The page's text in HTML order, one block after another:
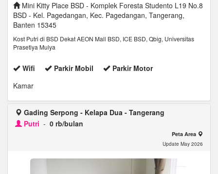
Mini Kitty Place BSD - Komplek Foresta Studento L19 No.8
BSD - Kel. Pagedangan, Kec. Pagedangan, Tangerang,
Banten 15345
Kost Putri di BSD Dekat AEON Mall BSD, ICE BSD, Qbig, Universitas
Prasetiya Mulya
Wifi Parkir Mobil
Parkir Motor
Kamar
Gading Serpong - Kelapa Dua - Tangerang
Putri - 0 rb/bulan
Peta Area
Update May 2026